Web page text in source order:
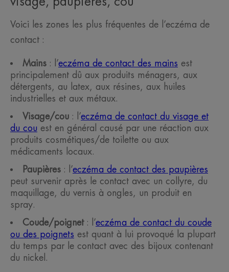
Voici les zones les plus fréquentes de l’eczéma de
contact :
Mains : l’eczéma de contact des mains est
principalement dû aux produits ménagers, aux
détergents, au latex, aux résines, aux huiles
industrielles et aux métaux.
Visage/cou : l’eczéma de contact du visage et
du cou est en général causé par une réaction aux
produits cosmétiques/de toilette ou aux
médicaments locaux.
Paupières : l’eczéma de contact des paupières
peut survenir après le contact avec un collyre, du
maquillage, du vernis à ongles, un produit en
spray.
Coude/poignet: l’eczéma de contact du coude
ou des poignets est quant à lui provoqué la plupart
du temps par le contact avec des bijoux contenant
du nickel.